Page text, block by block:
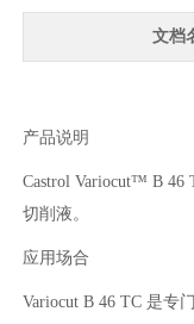
文档
产品说明
Castrol Variocut™ B 46
切削液。
应用场合
Variocut B 46 TC 是专